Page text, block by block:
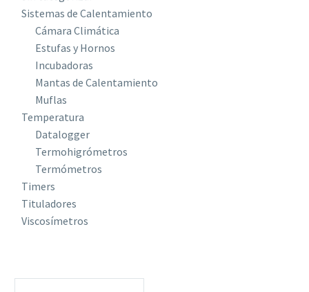
Sistemas de Calentamiento
Cámara Climática
Estufas y Hornos
Incubadoras
Mantas de Calentamiento
Muflas
Temperatura
Datalogger
Termohigrómetros
Termómetros
Timers
Tituladores
Viscosímetros